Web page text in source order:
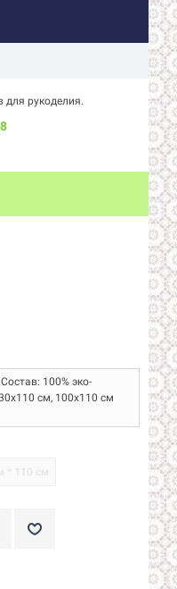
для рукоделия.
100% эко-
см, 100х110 см